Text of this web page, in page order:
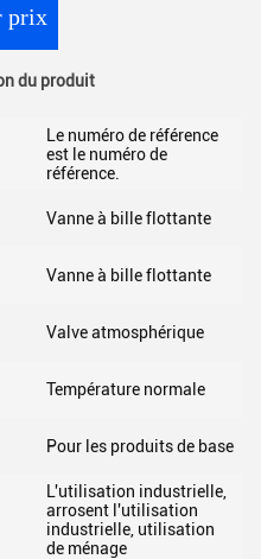
prix
du produit
Le numéro de référence
est le numéro de
référence.
Vanne à bille flottante
Vanne à bille flottante
Valve atmosphérique
Température normale
Pour les produits de base
L'utilisation industrielle,
arrosent l'utilisation
industrielle, utilisation
de ménage